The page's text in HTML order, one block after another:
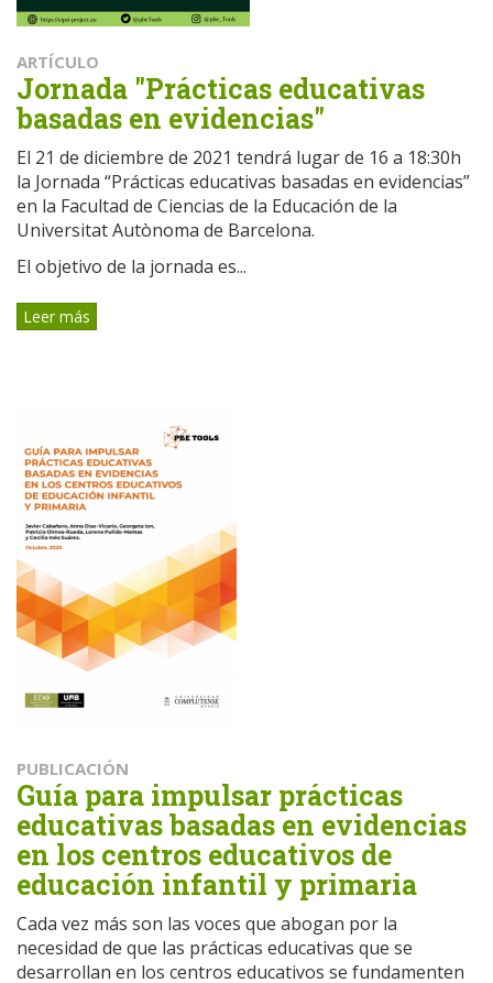
ARTÍCULO
Jornada "Prácticas educativas
basadas en evidencias"
El 21 de diciembre de 2021 tendrá lugar de 16 a 18:30h
la Jornada “Prácticas educativas basadas en evidencias”
en la Facultad de Ciencias de la Educación de la
Universitat Autònoma de Barcelona.
El objetivo de la jornada es...
Leer más
PUBLICACIÓN
Guía para impulsar prácticas
educativas basadas en evidencias
en los centros educativos de
educación infantil y primaria
Cada vez más son las voces que abogan por la
necesidad de que las prácticas educativas que se
desarrollan en los centros educativos se fundamenten